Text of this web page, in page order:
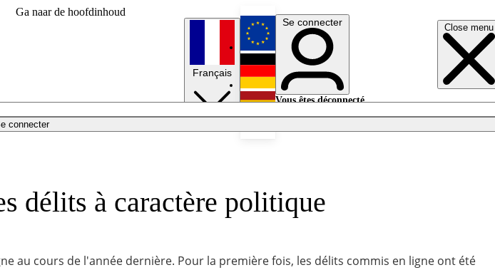
Ga naar de hoofdinhoud
Close menu
connecter
Français
English
Deutsch
Se connecter
Vous êtes déconnecté.
délits à caractère politique
au cours de l'année dernière. Pour la première fois, les délits commis en ligne ont été